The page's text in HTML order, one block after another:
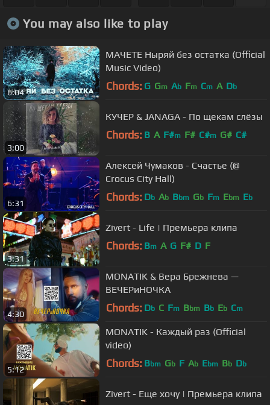
You may also like to play
6:04
МАЧЕТЕ Ныряй без остатка (Official
Music Video)
Chords: G Gm Ab Fm Cm A Db
3:00
КУЧЕР & JANAGA - По щекам слёзы
Chords: B A F#m F# C#m G# C#
6:31
Алексей Чумаков - Счастье (@
Crocus City Hall)
Chords: Db Ab Bbm Gb Fm Ebm Eb
3:31
Zivert - Life | Премьера клипа
Chords: Bm A G F# D F
4:30
MONATIK & Вера Брежнева —
ВЕЧЕРиНОЧКА
Chords: Db C Fm Bbm Bb Eb Cm
5:12
MONATIK - Каждый раз (Official
video)
Chords: Bbm Gb F Ab Ebm Bb Db
Zivert - Еще хочу | Премьера клипа